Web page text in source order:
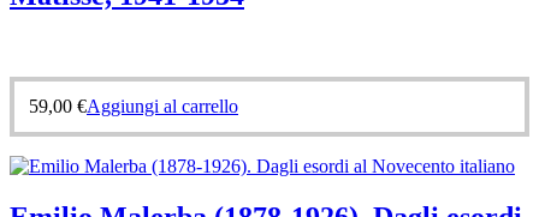
59,00 €Aggiungi al carrello